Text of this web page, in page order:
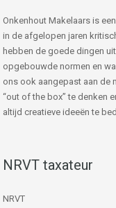
Onkenhout Makelaars is
in de afgelopen jaren
hebben de goede dingen
opgebouwde normen en
ons ook aangepast aan de
“out of the box” te denken
altijd creatieve ideeën te
NRVT taxateur
NRVT